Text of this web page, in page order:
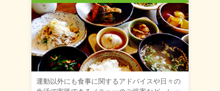
運動以外にも食事に関するアドバイスや日々の